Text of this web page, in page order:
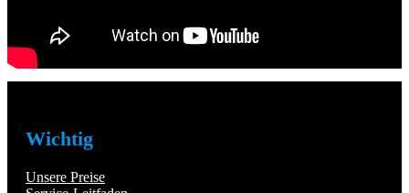
Wichtig
Unsere Preise